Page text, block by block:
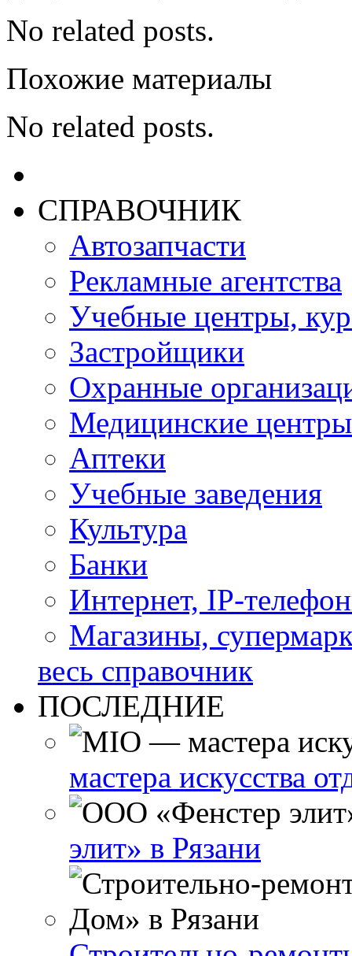
No related posts.
Похожие материалы
No related posts.
СПРАВОЧНИК
Автозапчасти
Рекламные агентства
Учебные центры,
Застройщики
Охранные
Медицинские центры
Аптеки
Учебные заведения
Культура
Банки
Интернет, IP-
Магазины,
весь справочник
ПОСЛЕДНИЕ
мастера искусства
элит» в Рязани